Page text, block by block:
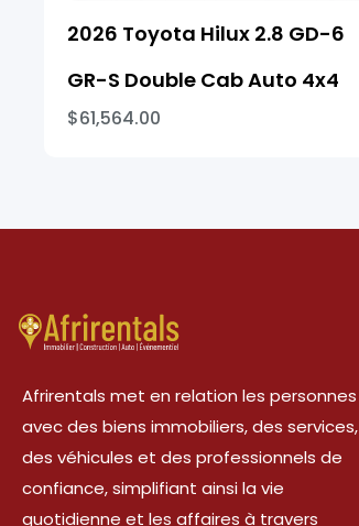
2026 Toyota Hilux 2.8 GD-6
GR-S Double Cab Auto 4x4
$61,564.00
Afrirentals met en relation les personnes
avec des biens immobiliers, des services,
des véhicules et des professionnels de
confiance, simplifiant ainsi la vie
quotidienne et les affaires à travers